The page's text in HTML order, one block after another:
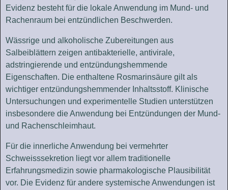
Evidenz besteht für die lokale Anwendung im Mund- und
Rachenraum bei entzündlichen Beschwerden.
Wässrige und alkoholische Zubereitungen aus
Salbeiblättern zeigen antibakterielle, antivirale,
adstringierende und entzündungshemmende
Eigenschaften. Die enthaltene Rosmarinsäure gilt als
wichtiger entzündungshemmender Inhaltsstoff. Klinische
Untersuchungen und experimentelle Studien unterstützen
insbesondere die Anwendung bei Entzündungen der Mund-
und Rachenschleimhaut.
Für die innerliche Anwendung bei vermehrter
Schweisssekretion liegt vor allem traditionelle
Erfahrungsmedizin sowie pharmakologische Plausibilität
vor. Die Evidenz für andere systemische Anwendungen ist